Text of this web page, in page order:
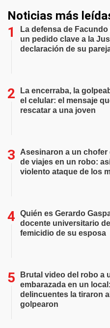
Noticias más
La defensa de
un pedido clave a la
declaración de su
La encerraba, la
el celular: el mensaje
rescatar a una joven
Asesinaron a un chofer
de viajes en un robo:
violento ataque de los
Quién es Gerardo
docente universitario
femicidio de su esposa
Brutal video del robo a
embarazada en un local:
delincuentes la tiraron
golpearon